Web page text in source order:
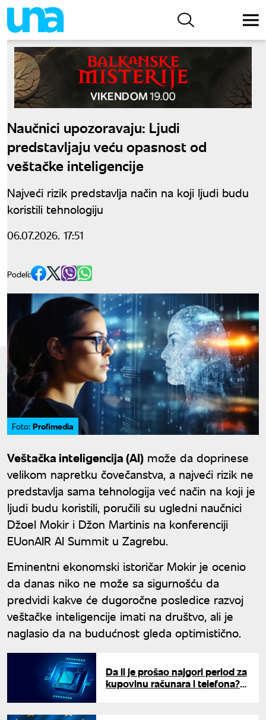
Naučnici upozoravaju: Ljudi
predstavljaju veću opasnost od
veštačke inteligencije
Najveći rizik predstavlja način na koji ljudi budu
koristili tehnologiju
06.07.2026. 17:51
Podeli:
Foto: Profimedia
Veštačka inteligencija (AI) može da doprinese
velikom napretku čovečanstva, a najveći rizik ne
predstavlja sama tehnologija već način na koji je
ljudi budu koristili, poručili su ugledni naučnici
Džoel Mokir i Džon Martinis na konferenciji
EUonAIR AI Summit u Zagrebu.
Eminentni ekonomski istoričar Mokir je ocenio
da danas niko ne može sa sigurnošću da
predvidi kakve će dugoročne posledice razvoj
veštačke inteligencije imati na društvo, ali je
naglasio da na budućnost gleda optimistično.
Da li je prošao najgori period za
kupovinu računara i telefona?